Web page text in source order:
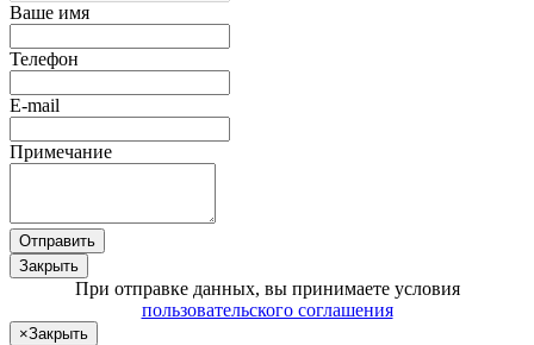
Ваше имя
Телефон
E-mail
Примечание
Отправить
Закрыть
При отправке данных, вы принимаете условия
пользовательского соглашения
×Закрыть